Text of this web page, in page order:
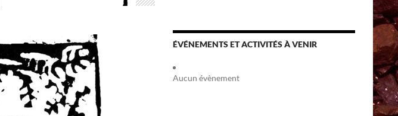
ÉVÉNEMENTS ET ACTIVITÉS À VENIR
Aucun évènement